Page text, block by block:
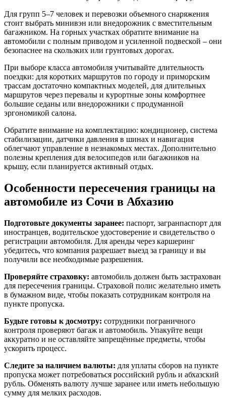
Для групп 5–7 человек и перевозки объемного снаряжения
стоит выбрать минивэн или внедорожник с вместительным
багажником. На горных участках обратите внимание на
автомобили с полным приводом и усиленной подвеской – они
безопаснее на скользких или грунтовых дорогах.
При выборе класса автомобиля учитывайте длительность
поездки: для коротких маршрутов по городу и приморским
трассам достаточно компактных моделей, для длительных
маршрутов через перевалы и курортные зоны комфортнее
большие седаны или внедорожники с продуманной
эргономикой салона.
Обратите внимание на комплектацию: кондиционер, система
стабилизации, датчики давления в шинах и навигация
облегчают управление в незнакомых местах. Дополнительно
полезны крепления для велосипедов или багажников на
крышу, если планируется активный отдых.
Особенности пересечения границы на
автомобиле из Сочи в Абхазию
Подготовьте документы заранее: паспорт, загранпаспорт для
иностранцев, водительское удостоверение и свидетельство о
регистрации автомобиля. Для аренды через каршеринг
убедитесь, что компания разрешает выезд за границу и вы
получили все необходимые разрешения.
Проверяйте страховку: автомобиль должен быть застрахован
для пересечения границы. Страховой полис желательно иметь
в бумажном виде, чтобы показать сотрудникам контроля на
пункте пропуска.
Будьте готовы к досмотру: сотрудники пограничного
контроля проверяют багаж и автомобиль. Упакуйте вещи
аккуратно и не оставляйте запрещённые предметы, чтобы
ускорить процесс.
Следите за наличием валюты: для уплаты сборов на пункте
пропуска может потребоваться российский рубль и абхазский
рубль. Обменять валюту лучше заранее или иметь небольшую
сумму для мелких расходов.